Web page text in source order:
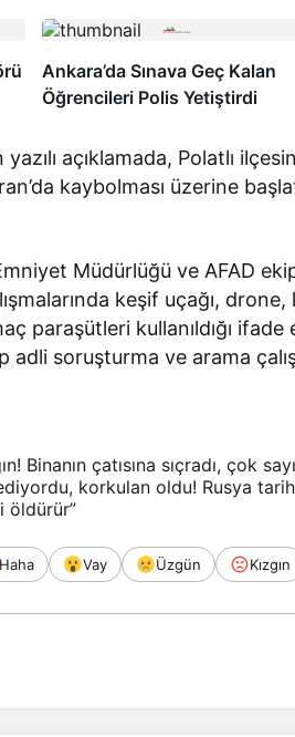
Ankara’da Sınava Geç Kalan
Öğrencileri Polis Yetiştirdi
açıklamada, Polatlı
kaybolması üzerine
Müdürlüğü ve AFAD
keşif uçağı,
paraşütleri kullanıldığı ifade
adli soruşturma ve arama
Binanın çatısına sıçradı, çok
korkulan oldu! Rusya
öldürür”
Haha Vay Üzgün Kızgın